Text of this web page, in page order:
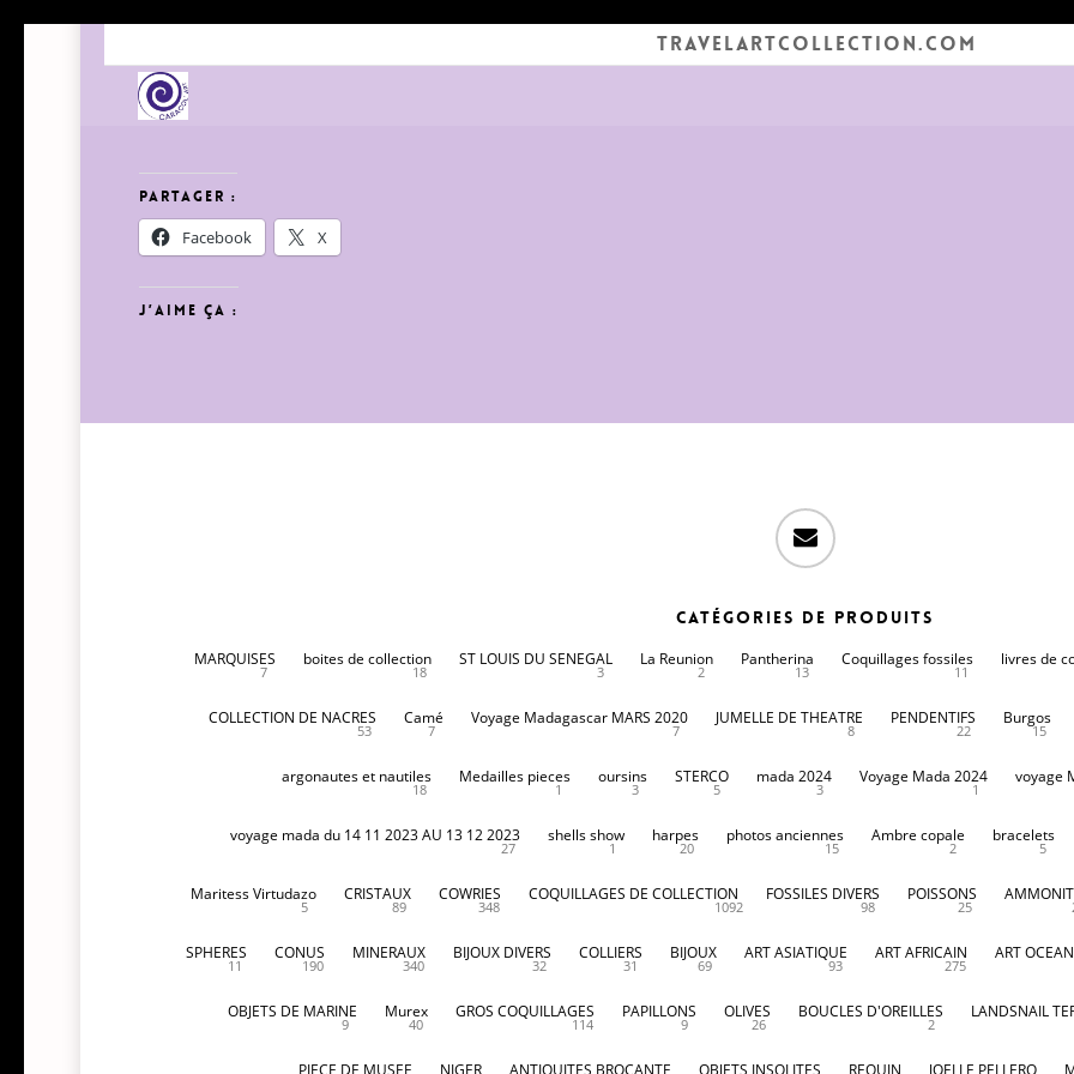
TRAVELARTCOLLECTION.COM
Partager :
Facebook X
J’aime ça :
email
Catégories de produits
MARQUISES
7
boites de collection
18
ST LOUIS DU SENEGAL
3
La Reunion
2
Pantherina
13
Coquillages fossiles
11
livres de
COLLECTION DE NACRES
53
Camé
7
Voyage Madagascar MARS 2020
7
JUMELLE DE THEATRE
8
PENDENTIFS
22
Burgos
15
argonautes et nautiles
18
Medailles pieces
1
oursins
3
STERCO
5
mada 2024
3
Voyage Mada 2024
1
voyage
voyage mada du 14 11 2023 AU 13 12 2023
27
shells show
1
harpes
20
photos anciennes
15
Ambre copale
2
bracelets
5
Maritess Virtudazo
5
CRISTAUX
89
COWRIES
348
COQUILLAGES DE COLLECTION
1092
FOSSILES DIVERS
98
POISSONS
25
SPHERES
11
CONUS
190
MINERAUX
340
BIJOUX DIVERS
32
COLLIERS
31
BIJOUX
69
ART ASIATIQUE
93
ART AFRICAIN
275
ART
OBJETS DE MARINE
9
Murex
40
GROS COQUILLAGES
114
PAPILLONS
9
OLIVES
26
BOUCLES D'OREILLES
2
LANDSNAIL
PIECE DE MUSEE NIGER ANTIQUITES BROCANTE OBJETS INSOLITES REQUIN JOELLE PELLERO